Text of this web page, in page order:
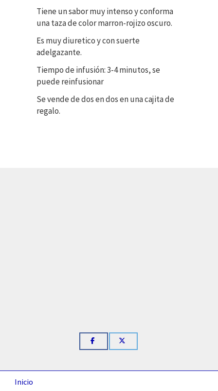
Tiene un sabor muy intenso y conforma
una taza de color marron-rojizo oscuro.
Es muy diuretico y con suerte
adelgazante.
Tiempo de infusión: 3-4 minutos, se
puede reinfusionar
Se vende de dos en dos en una cajita de
regalo.
Inicio